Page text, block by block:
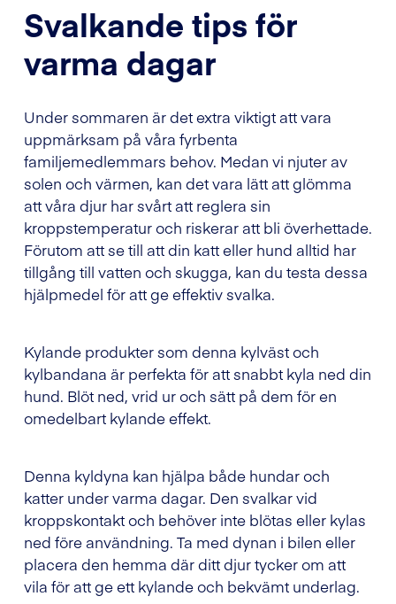
Svalkande tips för
varma dagar
Under sommaren är det extra viktigt att vara
uppmärksam på våra fyrbenta
familjemedlemmars behov. Medan vi njuter av
solen och värmen, kan det vara lätt att glömma
att våra djur har svårt att reglera sin
kroppstemperatur och riskerar att bli överhettade.
Förutom att se till att din katt eller hund alltid har
tillgång till vatten och skugga, kan du testa dessa
hjälpmedel för att ge effektiv svalka.
Kylande produkter som denna kylväst och
kylbandana är perfekta för att snabbt kyla ned din
hund. Blöt ned, vrid ur och sätt på dem för en
omedelbart kylande effekt.
Denna kyldyna kan hjälpa både hundar och
katter under varma dagar. Den svalkar vid
kroppskontakt och behöver inte blötas eller kylas
ned före användning. Ta med dynan i bilen eller
placera den hemma där ditt djur tycker om att
vila för att ge ett kylande och bekvämt underlag.